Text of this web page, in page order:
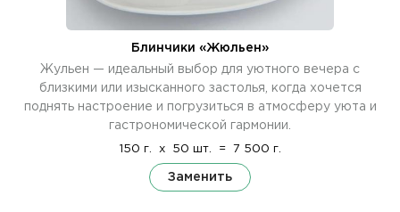
Блинчики «Жюльен»
Жульен — идеальный выбор для уютного вечера с
близкими или изысканного застолья, когда хочется
поднять настроение и погрузиться в атмосферу уюта и
гастрономической гармонии.
150 г. x 50 шт. = 7 500 г.
Заменить